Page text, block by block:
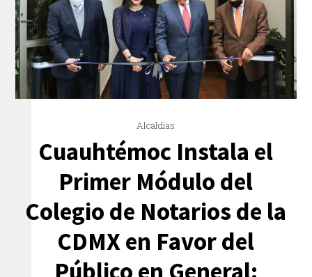
Alcaldías
Cuauhtémoc Instala el
Primer Módulo del
Colegio de Notarios de la
CDMX en Favor del